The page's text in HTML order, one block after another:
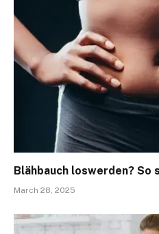
Blähbauch loswerden? So
March 28, 2025